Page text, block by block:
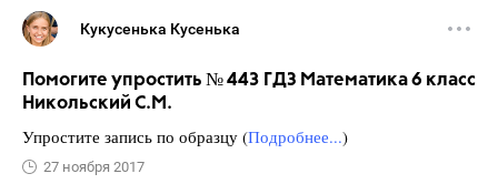
Кукусенька Кусенька
Помогите упростить № 443 ГДЗ Математика 6 класс
Никольский С.М.
Упростите запись по образцу (Подробнее...)
27 ноября 2017